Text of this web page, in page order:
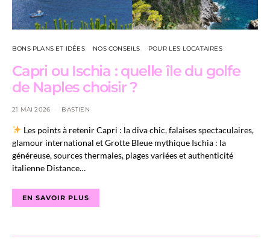
BONS PLANS ET IDÉES NOS CONSEILS POUR LES LOCATAIRES
Capri ou Ischia : quelle île du golfe
de Naples choisir ?
21 MAI 2026 BASTIEN
Les points à retenir Capri : la diva chic, falaises spectaculaires,
glamour international et Grotte Bleue mythique Ischia : la
généreuse, sources thermales, plages variées et authenticité
italienne Distance…
EN SAVOIR PLUS